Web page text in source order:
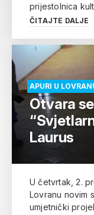
prijestolnica
ČITAJTE DALJE
APURI U
Otvara
Laurus
U četvrtak, 2.
Lovranu novim
umjetnički